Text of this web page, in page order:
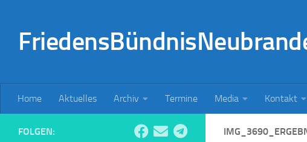
Home Aktuelles Archiv Termine Media Kontakt
FOLGEN: